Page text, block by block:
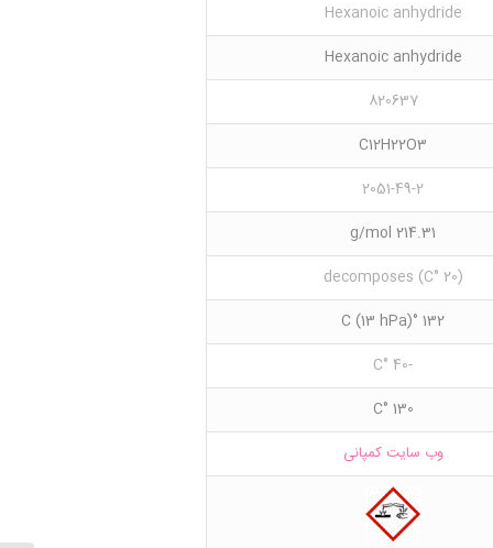
Hexanoic anhydride
Hexanoic anhydride
820637
C12H22O3
2051-49-2
214.31 g/mol
(20 °C) decomposes
132 °C (13 hPa)
-40 °C
130 °C
وب سایت کمپانی